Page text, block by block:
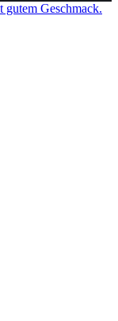
Geschmack.